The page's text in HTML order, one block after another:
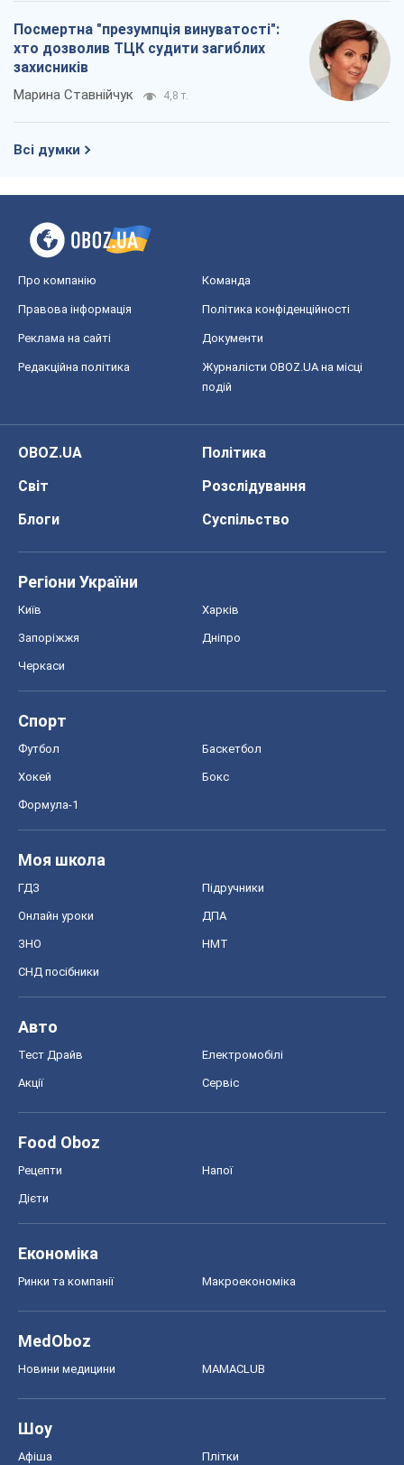
Посмертна "презумпція винуватості":
хто дозволив ТЦК судити загиблих
захисників
Марина Ставнійчук 4,8 т.
Всі думки
Про компанію Команда
Правова інформація Політика конфіденційності
Реклама на сайті Документи
Редакційна політика
Журналісти OBOZ.UA на місці
подій
OBOZ.UA
Політика
Світ
Розслідування
Блоги
Суспільство
Регіони України
Київ Харків
Запоріжжя Дніпро
Черкаси
Спорт
Футбол Баскетбол
Хокей Бокс
Формула-1
Моя школа
ГДЗ Підручники
Онлайн уроки ДПА
ЗНО НМТ
СНД посібники
Авто
Тест Драйв Електромобілі
Акції Сервіс
Food Oboz
Рецепти Напої
Дієти
Економіка
Ринки та компанії Макроекономіка
MedOboz
Новини медицини MAMACLUB
Шоу
Афіша Плітки